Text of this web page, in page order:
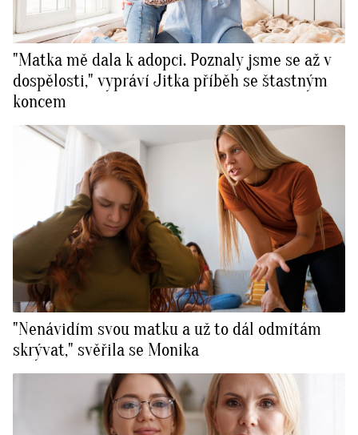
"Matka mě dala k adopci. Poznaly jsme se až v
dospělosti," vypráví Jitka příběh se štastným
koncem
"Nenávidím svou matku a už to dál odmítám
skrývat," svěřila se Monika